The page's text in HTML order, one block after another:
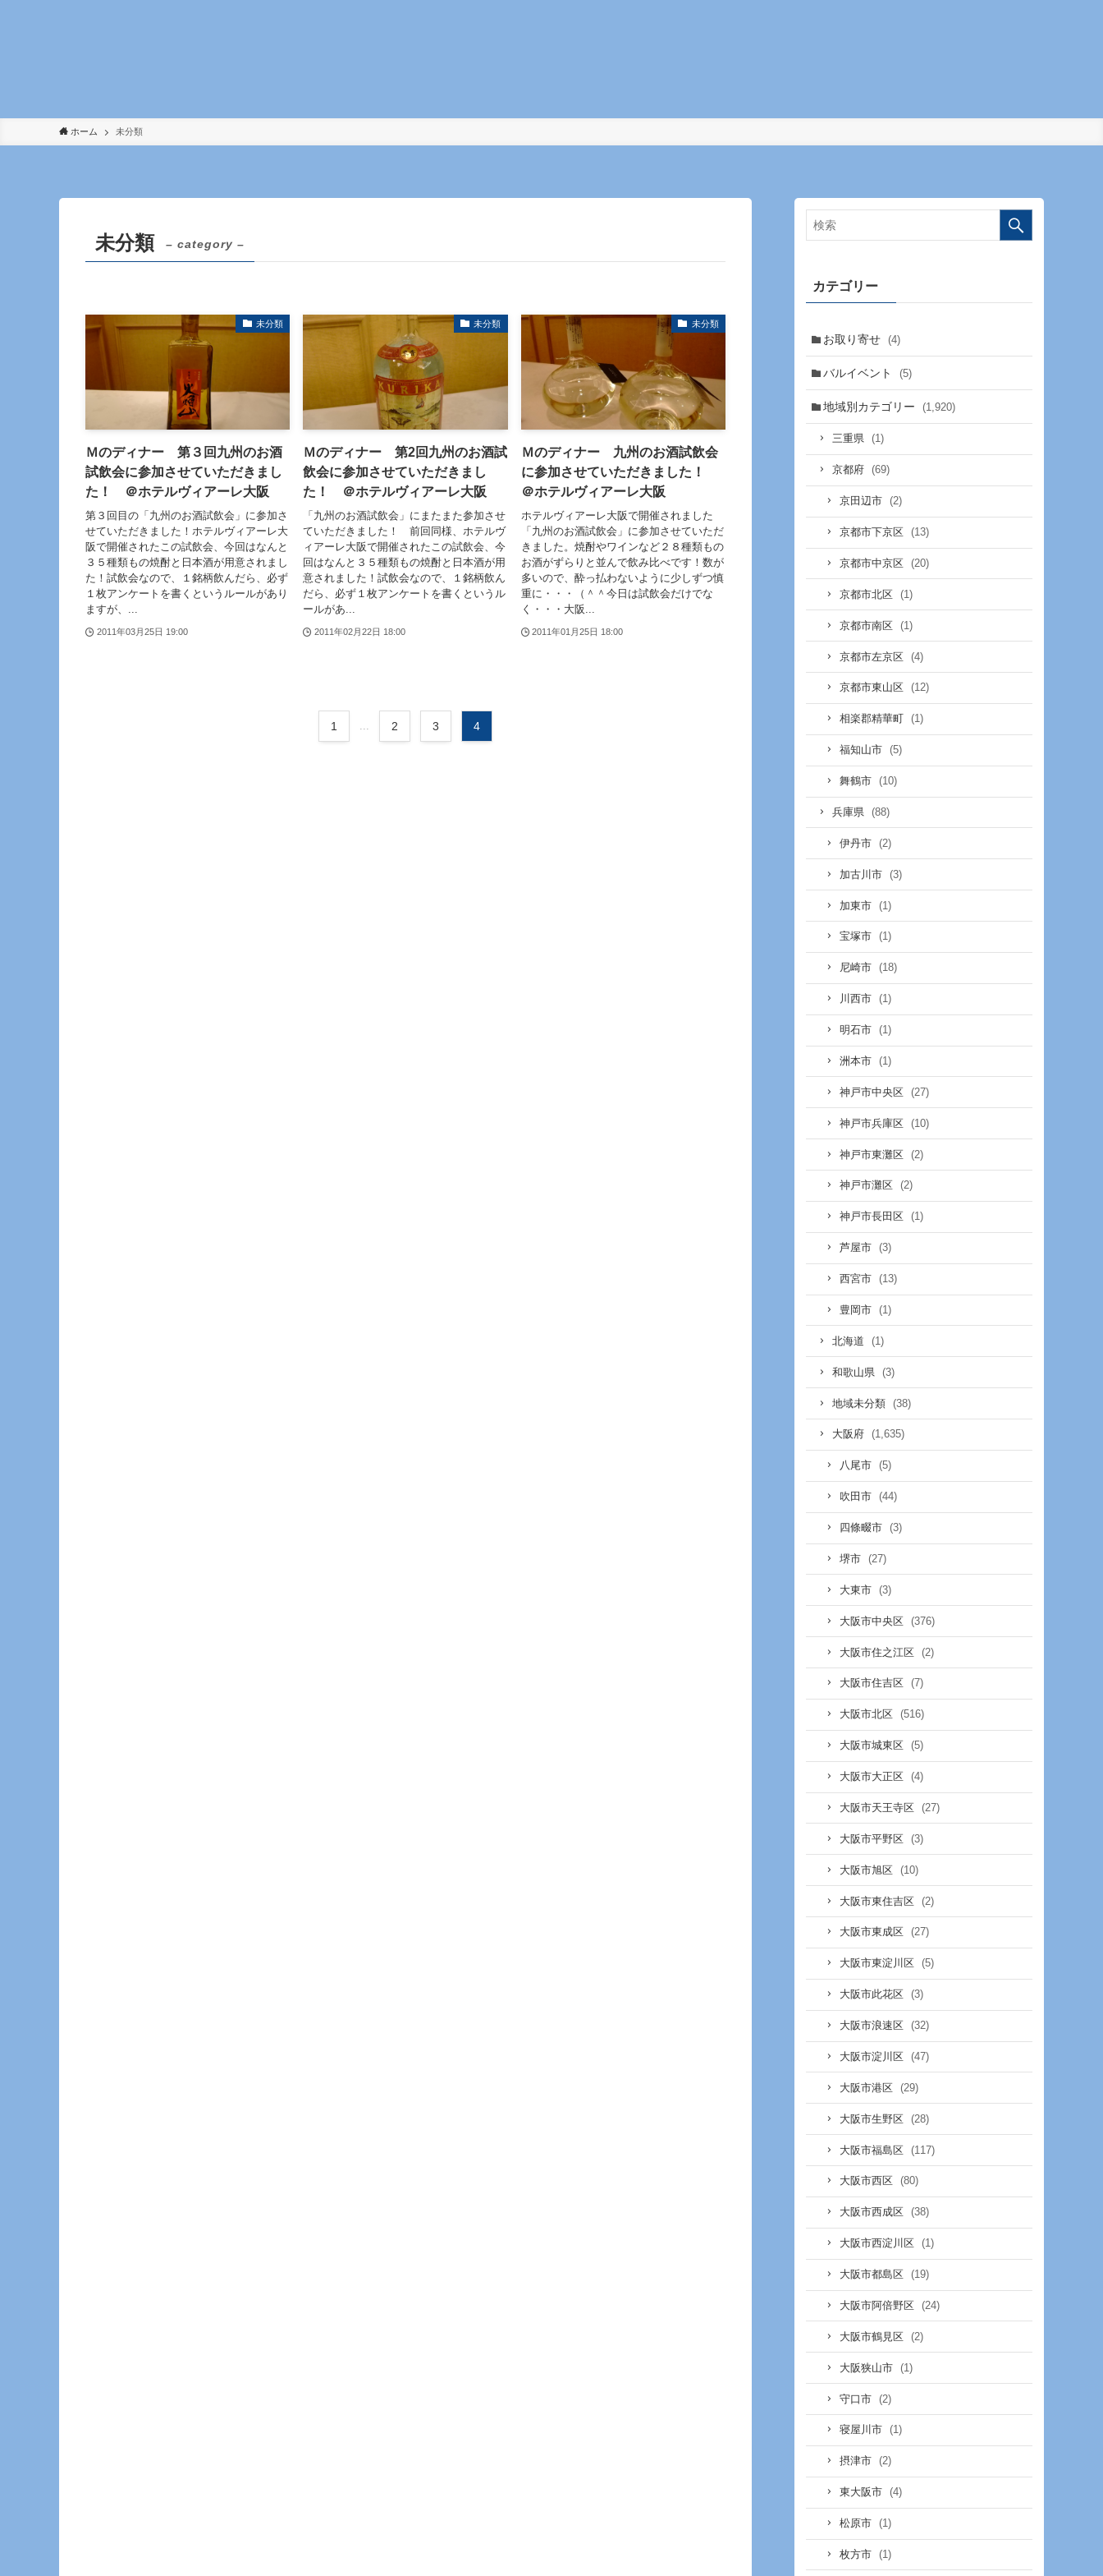
ホーム 未分類
未分類 – category –
未分類
Ｍのディナー 第３回九州のお酒
試飲会に参加させていただきまし
た！ ＠ホテルヴィアーレ大阪
第３回目の「九州のお酒試飲会」に参加さ
せていただきました！ホテルヴィアーレ大
阪で開催されたこの試飲会、今回はなんと
３５種類もの焼酎と日本酒が用意されまし
た！試飲会なので、１銘柄飲んだら、必ず
１枚アンケートを書くというルールがあり
ますが、...
2011年03月25日 19:00
未分類
Ｍのディナー 第2回九州のお酒試
飲会に参加させていただきまし
た！ ＠ホテルヴィアーレ大阪
「九州のお酒試飲会」にまたまた参加させ
ていただきました！ 前回同様、ホテルヴ
ィアーレ大阪で開催されたこの試飲会、今
回はなんと３５種類もの焼酎と日本酒が用
意されました！試飲会なので、１銘柄飲ん
だら、必ず１枚アンケートを書くというル
ールがあ...
2011年02月22日 18:00
未分類
Ｍのディナー 九州のお酒試飲会
に参加させていただきました！
＠ホテルヴィアーレ大阪
ホテルヴィアーレ大阪で開催されました
「九州のお酒試飲会」に参加させていただ
きました。焼酎やワインなど２８種類もの
お酒がずらりと並んで飲み比べです！数が
多いので、酔っ払わないように少しずつ慎
重に・・・（＾＾今日は試飲会だけでな
く・・・大阪...
2011年01月25日 18:00
1 2 3 4
カテゴリー
お取り寄せ (4)
バルイベント (5)
地域別カテゴリー (1,920)
三重県 (1)
京都府 (69)
京田辺市 (2)
京都市下京区 (13)
京都市中京区 (20)
京都市北区 (1)
京都市南区 (1)
京都市左京区 (4)
京都市東山区 (12)
相楽郡精華町 (1)
福知山市 (5)
舞鶴市 (10)
兵庫県 (88)
伊丹市 (2)
加古川市 (3)
加東市 (1)
宝塚市 (1)
尼崎市 (18)
川西市 (1)
明石市 (1)
洲本市 (1)
神戸市中央区 (27)
神戸市兵庫区 (10)
神戸市東灘区 (2)
神戸市灘区 (2)
神戸市長田区 (1)
芦屋市 (3)
西宮市 (13)
豊岡市 (1)
北海道 (1)
和歌山県 (3)
地域未分類 (38)
大阪府 (1,635)
八尾市 (5)
吹田市 (44)
四條畷市 (3)
堺市 (27)
大東市 (3)
大阪市中央区 (376)
大阪市住之江区 (2)
大阪市住吉区 (7)
大阪市北区 (516)
大阪市城東区 (5)
大阪市大正区 (4)
大阪市天王寺区 (27)
大阪市平野区 (3)
大阪市旭区 (10)
大阪市東住吉区 (2)
大阪市東成区 (27)
大阪市東淀川区 (5)
大阪市此花区 (3)
大阪市浪速区 (32)
大阪市淀川区 (47)
大阪市港区 (29)
大阪市生野区 (28)
大阪市福島区 (117)
大阪市西区 (80)
大阪市西成区 (38)
大阪市西淀川区 (1)
大阪市都島区 (19)
大阪市阿倍野区 (24)
大阪市鶴見区 (2)
大阪狭山市 (1)
守口市 (2)
寝屋川市 (1)
摂津市 (2)
東大阪市 (4)
松原市 (1)
枚方市 (1)